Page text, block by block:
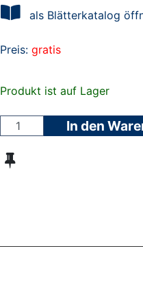
als Blätterkatalog
Preis: gratis
Produkt ist auf Lager
In den